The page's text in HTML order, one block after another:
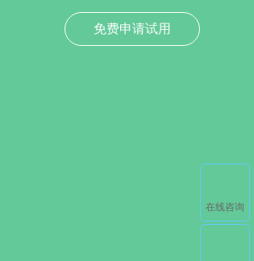
免费申请试用
在线咨询